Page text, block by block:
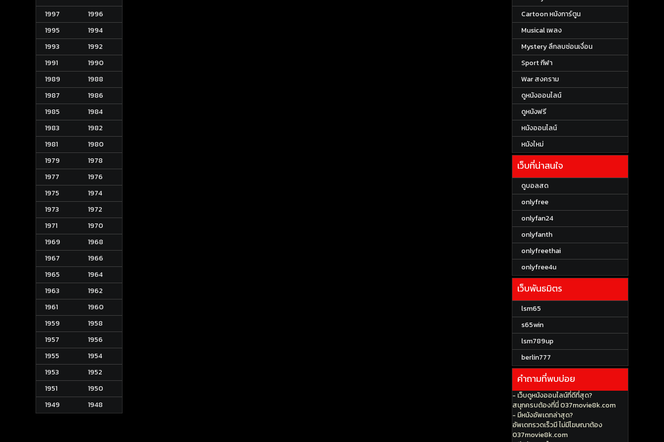
1997
1996
1995
1994
1993
1992
1991
1990
1989
1988
1987
1986
1985
1984
1983
1982
1981
1980
1979
1978
1977
1976
1975
1974
1973
1972
1971
1970
1969
1968
1967
1966
1965
1964
1963
1962
1961
1960
1959
1958
1957
1956
1955
1954
1953
1952
1951
1950
1949
1948
Cartoon หนังการ์ตูน
Musical เพลง
Mystery ลึกลบซ่อนเงื่อน
Sport กีฬา
War สงคราม
ดูหนังออนไลน์
ดูหนังฟรี
หนังออนไลน์
หนังใหม่
เว็บที่น่าสนใจ
ดูบอลสด
onlyfree
onlyfan24
onlyfanth
onlyfreethai
onlyfree4u
เว็บพันธมิตร
lsm65
s65win
lsm789up
berlin777
คำถามที่พบบ่อย
- เว็บดูหนังออนไลน์ที่ดีที่สุด?
สนุกครบต้องที่นี่ 037movie8k.com
- มีหนังอัพเดทล่าสุด?
อัพเดทรวดเร็วมี ไม่มีโฆษณาต้อง
037movie8k.com